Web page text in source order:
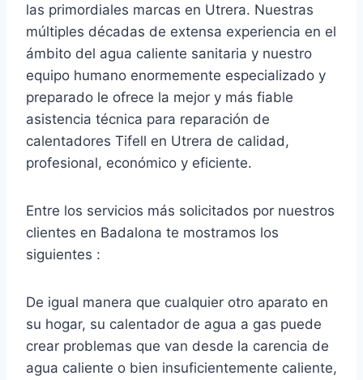
las primordiales marcas en Utrera. Nuestras
múltiples décadas de extensa experiencia en el
ámbito del agua caliente sanitaria y nuestro
equipo humano enormemente especializado y
preparado le ofrece la mejor y más fiable
asistencia técnica para reparación de
calentadores Tifell en Utrera de calidad,
profesional, económico y eficiente.
Entre los servicios más solicitados por nuestros
clientes en Badalona te mostramos los
siguientes :
De igual manera que cualquier otro aparato en
su hogar, su calentador de agua a gas puede
crear problemas que van desde la carencia de
agua caliente o bien insuficientemente caliente,